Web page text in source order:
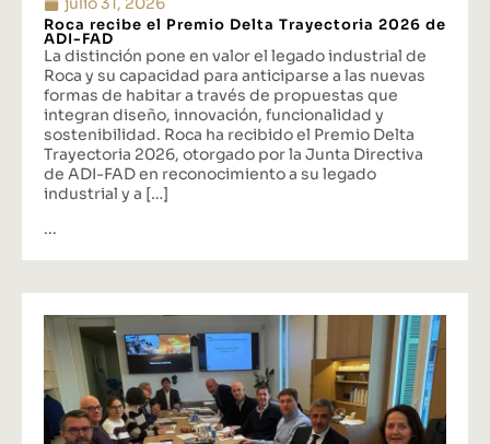
Roca recibe el Premio Delta Trayectoria 2026 de
ADI-FAD
La distinción pone en valor el legado industrial de
Roca y su capacidad para anticiparse a las nuevas
formas de habitar a través de propuestas que
integran diseño, innovación, funcionalidad y
sostenibilidad. Roca ha recibido el Premio Delta
Trayectoria 2026, otorgado por la Junta Directiva
de ADI-FAD en reconocimiento a su legado
industrial y a […]
...